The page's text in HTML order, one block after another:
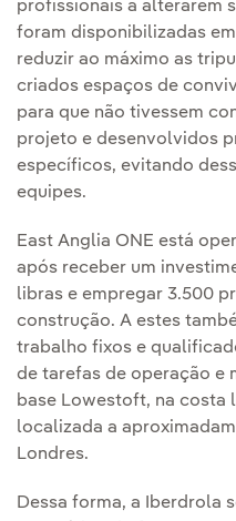
profissionais a alterarem
foram disponibilizadas
reduzir ao máximo as
criados espaços de
para que não tivessem
projeto e desenvolvidos
específicos, evitando
equipes.
East Anglia ONE está
após receber um
libras e empregar 3.500
construção. A estes
trabalho fixos e
de tarefas de operação e
base Lowestoft, na costa
localizada a
Londres.
Dessa forma, a Iberdrola